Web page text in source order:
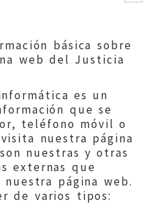
básica sobre
web del Justicia
es un
que se
teléfono móvil o
nuestra página
nuestras y otras
externas que
página web.
de varios tipos: